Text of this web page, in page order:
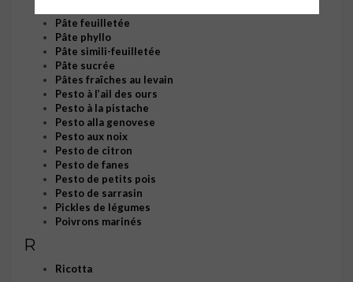
Pâte feuilletée
Pâte phyllo
Pâte simili-feuilletée
Pâte sucrée
Pâtes fraîches au levain
Pesto à l’ail des ours
Pesto à la pistache
Pesto alla genovese
Pesto aux noix
Pesto de citron
Pesto de fanes
Pesto de petits pois
Pesto de sarrasin
Pickles de légumes
Poivrons marinés
R
Ricotta